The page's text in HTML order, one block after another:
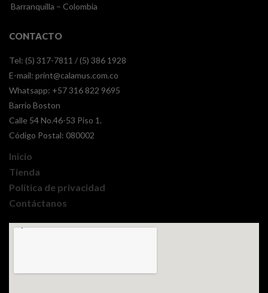
Barranquilla – Colombia
CONTACTO
Tel: (5) 317-7811 / (5) 386 1928
E-mail: print@calamus.com.co
Whatsapp: +57 316 822 9695
Barrio Boston
Calle 54 No.46-53 Piso 1.
Código Postal: 080002
Inicio
Tienda
Política de privacidad
Contáctanos